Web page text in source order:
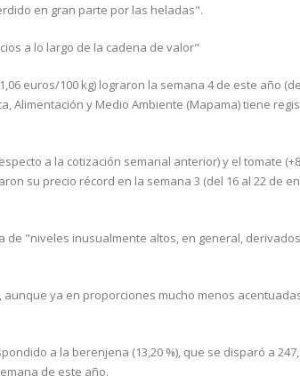
en gran parte por las heladas".
a lo largo de la cadena de valor"
euros/100 kg) lograron la semana 4 de este año
Alimentación y Medio Ambiente (Mapama) tiene
a la cotización semanal anterior) y el tomate
su precio récord en la semana 3 (del 16 al 22 de
"niveles inusualmente altos, en general,
ya en proporciones mucho menos
a la berenjena (13,20 %), que se disparó a
de este año.